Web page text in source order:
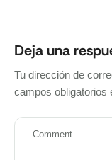
Deja una
Tu dirección de
campos obligatorios